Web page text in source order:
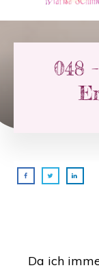
048
Da ich